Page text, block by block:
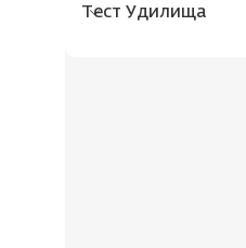
Тест Удилища